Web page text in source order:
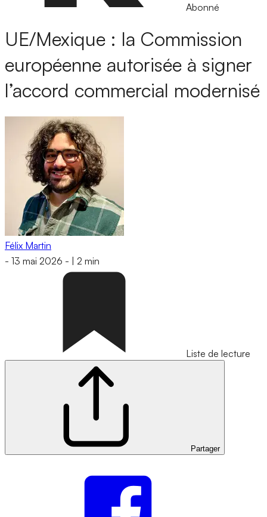
Abonné
UE/Mexique : la Commission
européenne autorisée à signer
l’accord commercial modernisé
Félix Martin
- 13 mai 2026 - 2 min
Liste de lecture
Partager